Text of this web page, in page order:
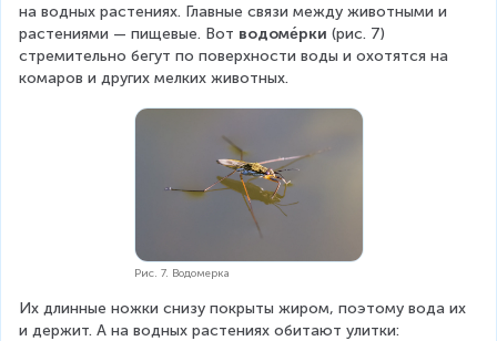
на водных растениях. Главные связи между животными и
растениями — пищевые. Вот водоме́рки (рис. 7)
стремительно бегут по поверхности воды и охотятся на
комаров и других мелких животных.
Рис. 7. Водомерка
Их длинные ножки снизу покрыты жиром, поэтому вода их
и держит. А на водных растениях обитают улитки: